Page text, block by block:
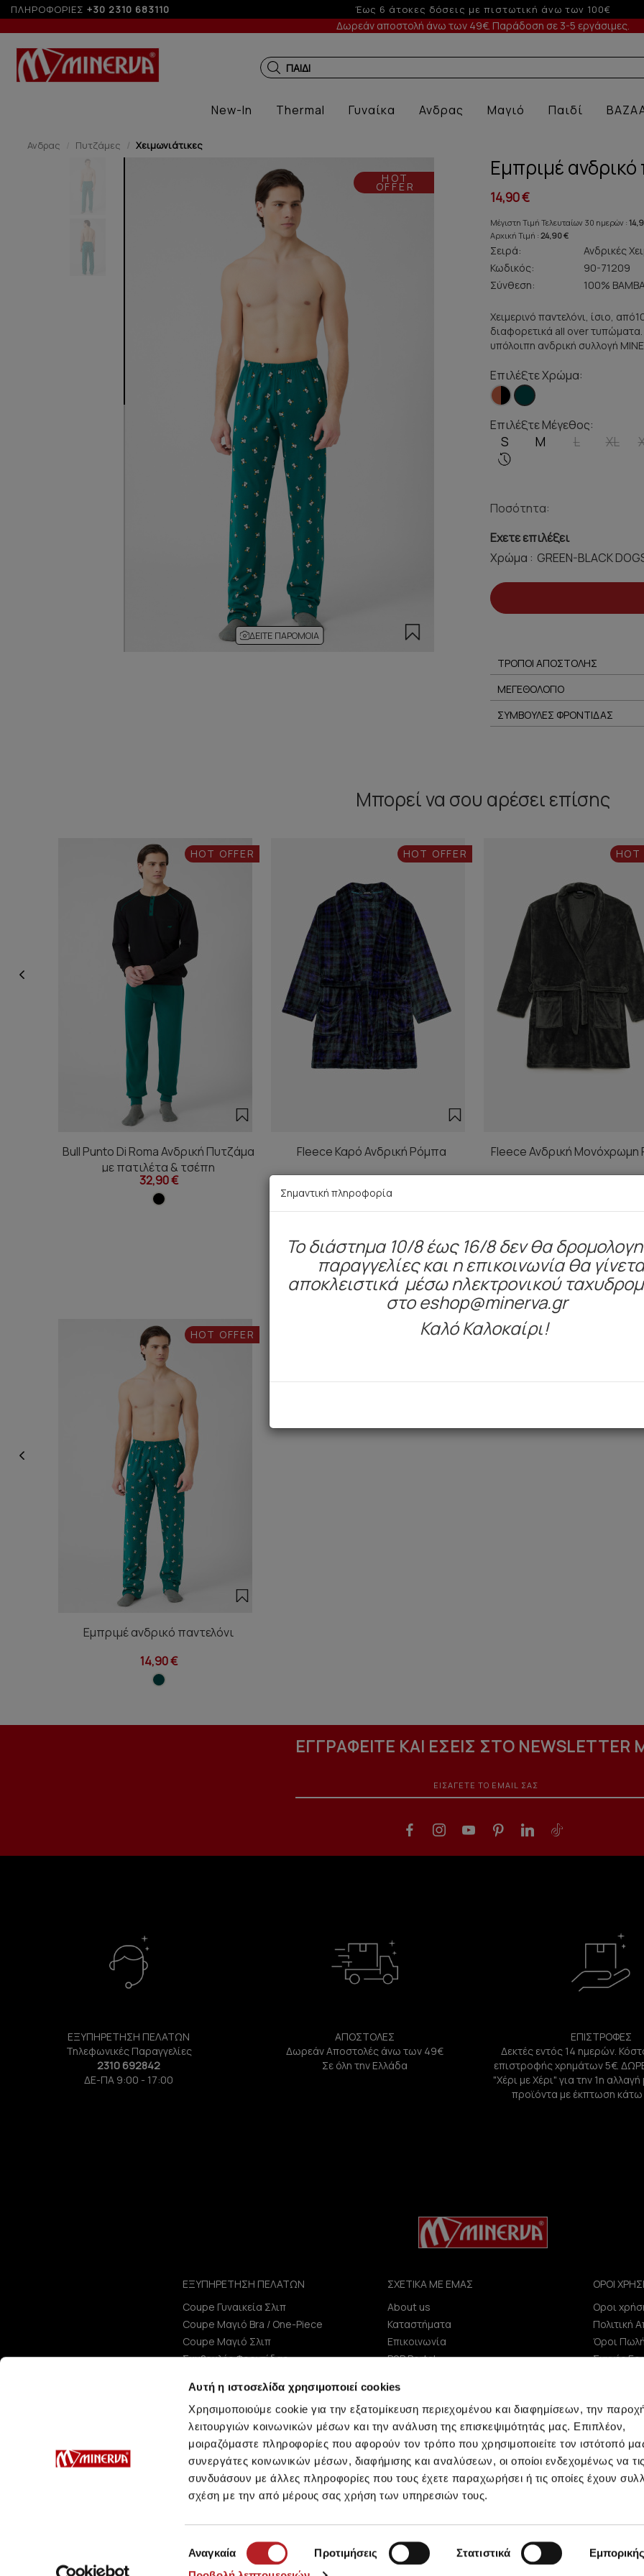
Αυτή η ιστοσελίδα χρησιμοποιεί cookies
Χρησιμοποιούμε cookie για την εξατομίκευση περιεχομένου και διαφημίσεων, την
λειτουργιών κοινωνικών μέσων και την ανάλυση της επισκεψιμότητάς μας. Επιπλέον,
μοιραζόμαστε πληροφορίες που αφορούν τον τρόπο που χρησιμοποιείτε τον ιστότοπό
συνεργάτες κοινωνικών μέσων, διαφήμισης και αναλύσεων, οι οποίοι ενδεχομένως να
συνδυάσουν με άλλες πληροφορίες που τους έχετε παραχωρήσει ή τις οποίες έχουν
σχέση με την από μέρους σας χρήση των υπηρεσιών τους.
συγκατάθεσης
Αναγκαία Προτιμήσεις Στατιστικά
ΠΛΗΡΟΦΟΡΙΕΣ +30 2310 683110
δόσεις με πιστωτική άνω των 100€ -5% σε παραγγελίες άνω των 200€ σε
Δωρεάν αποστολή άνω των 49€. Παράδοση σε 3-5 εργάσιμες.
ΠΑΙΔΙΚΑ ΕΣΩΡΟ
New-In Thermal Γυναίκα Ανδρας Μαγιό Παιδί
Ανδρας Πυτζάμες Χειμωνιάτικες
HOT
OFFER
ΔΕΊΤΕ ΠΑΡΌΜΟΙΑ
Εμπριμέ ανδρικό
14,90 €
Μέγιστη Τιμή Τελευταίων 30 ημερών :
Αρχική Τιμή : 24,90 €
Σειρά:
Ανδρικές
Κωδικός:
90-71209
Σύνθεση:
100%
Χειμερινό παντελόνι, ίσιο,
διαφορετικά all over
υπόλοιπη ανδρική συλλογή
Επιλέξτε Χρώμα:
Επιλέξτε Μέγεθος:
S M L XL
Ποσότητα:
Εχετε επιλέξει
Χρώμα :
ΤΡΟΠΟΙ ΑΠΟΣΤΟΛΗΣ
ΜΕΓΕΘΟΛΟΓΙΟ
ΣΥΜΒΟΥΛΕΣ ΦΡΟΝΤΙΔΑΣ
Μπορεί να σου αρέσει επίσης
HOT OFFER
Bull Punto Di Roma Ανδρική Πυτζάμα
με πατιλέτα & τσέπη
32,90 €
HOT OFFER
Fleece Καρό Ανδρική Ρόμπα
23,90 €
HOT
Fleece Ανδρική
23,90 €
Είδατε πρόσφατα
HOT OFFER
Εμπριμέ ανδρικό παντελόνι
14,90 €
ΕΓΓΡΑΦΕΙΤΕ ΚΑΙ ΕΣΕΙΣ ΣΤΟ NEWSLETTER
ΕΞΥΠΗΡΕΤΗΣΗ ΠΕΛΑΤΩΝ
Τηλεφωνικές Παραγγελίες
2310 692842
ΔΕ-ΠΑ 9:00 - 17:00
ΑΠΟΣΤΟΛΕΣ
Δωρεάν Αποστολές άνω των 49€
Σε όλη την Ελλάδα
ΕΠΙΣΤΡΟΦΕΣ
Δεκτές εντός 14 ημερών.
επιστροφής χρημάτων 5€.
"Χέρι με Χέρι" για την 1η
προϊόντα με έκπτωση
ΕΞΥΠΗΡΕΤΗΣΗ ΠΕΛΑΤΩΝ
Coupe Γυναικεία Σλιπ
Coupe Μαγιό Bra / One-Piece
Coupe Μαγιό Σλιπ
Συμβουλές Φροντίδας
ΣΧΕΤΙΚΑ ΜΕ ΕΜΑΣ
About us
Καταστήματα
Επικοινωνία
B2B Portal
ΑΝΑΚΟΙΝΩΣΕΙΣ ΧΑΑ
Εταιρεία
ΟΡΟΙ
Οροι
Πολιτική
Όροι
Συχνές
Minerva © 2009 - 2026 Minerva, All rights reserved.
Σημαντική πληροφορία
To διάστημα 10/8 έως 16/8 δεν θα
παραγγελίες και η επικοινωνία θα
αποκλειστικά μέσω ηλεκτρονικού
στο eshop@minerva.gr
Καλό Καλοκαίρι!